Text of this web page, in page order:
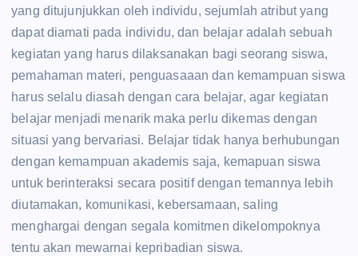
yang ditujunjukkan oleh individu, sejumlah atribut yang
dapat diamati pada individu, dan belajar adalah sebuah
kegiatan yang harus dilaksanakan bagi seorang siswa,
pemahaman materi, penguasaaan dan kemampuan siswa
harus selalu diasah dengan cara belajar, agar kegiatan
belajar menjadi menarik maka perlu dikemas dengan
situasi yang bervariasi. Belajar tidak hanya berhubungan
dengan kemampuan akademis saja, kemapuan siswa
untuk berinteraksi secara positif dengan temannya lebih
diutamakan, komunikasi, kebersamaan, saling
menghargai dengan segala komitmen dikelompoknya
tentu akan mewarnai kepribadian siswa.